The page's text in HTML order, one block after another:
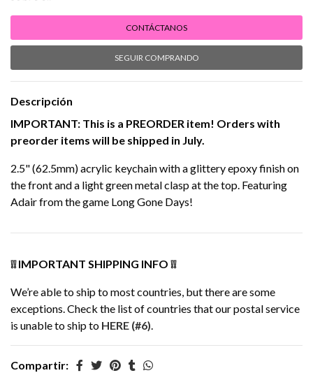
CONTÁCTANOS
SEGUIR COMPRANDO
Descripción
IMPORTANT: This is a PREORDER item! Orders with
preorder items will be shipped in July.
2.5" (62.5mm) acrylic keychain with a glittery epoxy finish on
the front and a light green metal clasp at the top. Featuring
Adair from the game Long Gone Days!
❕❕ IMPORTANT SHIPPING INFO ❕❕
We’re able to ship to most countries, but there are some
exceptions. Check the list of countries that our postal service
is unable to ship to HERE (#6).
Compartir: